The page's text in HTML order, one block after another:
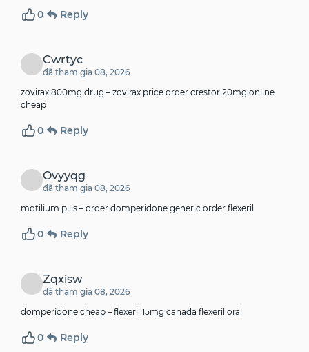
0 Reply
Cwrtyc
đã tham gia 08, 2026
zovirax 800mg drug – zovirax price order crestor 20mg online
cheap
0 Reply
Ovyyqg
đã tham gia 08, 2026
motilium pills – order domperidone generic order flexeril
0 Reply
Zqxisw
đã tham gia 08, 2026
domperidone cheap – flexeril 15mg canada flexeril oral
0 Reply